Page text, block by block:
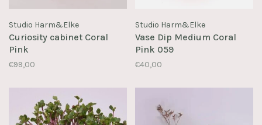
Studio Harm&Elke
Curiosity cabinet Coral
Pink
€99,00
Studio Harm&Elke
Vase Dip Medium Coral
Pink 059
€40,00